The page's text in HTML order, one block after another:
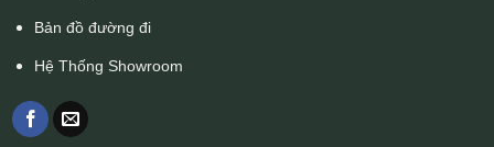
Bản đồ đường đi
Hệ Thống Showroom